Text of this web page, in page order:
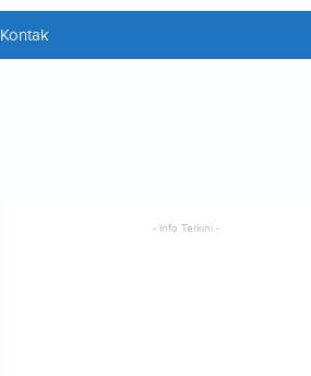
Kontak
- Info Terkini -